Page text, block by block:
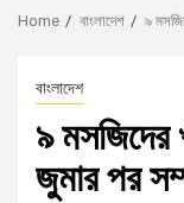
Home বাংলাদেশ ৯
বাংলাদেশ
৯ মসজিদের
জুমার পর